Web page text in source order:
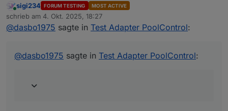
@sigi234sagte in
Aussensensor wird nicht erkannt:
Online
sigi234 FORUM TESTING MOST ACTIVE
schrieb am 4. Okt. 2025, 18:27
zuletzt editiert von
@dasbo1975 sagte in Test Adapter PoolControl:
@dasbo1975 sagte in Test Adapter PoolControl: